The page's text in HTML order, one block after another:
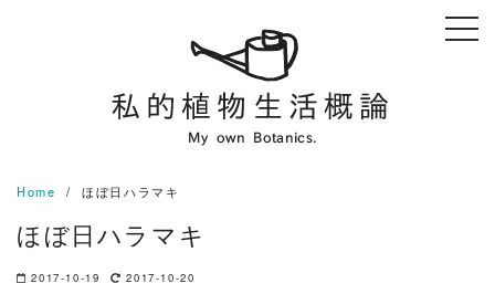
Home ほぼ日ハラマキ
ほぼ日ハラマキ
2017-10-19 2017-10-20